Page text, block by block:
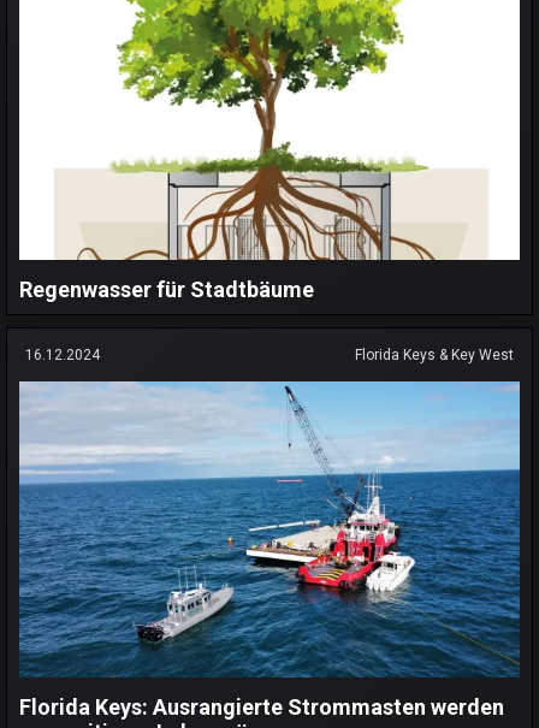
Regenwasser für Stadtbäume
16.12.2024 Florida Keys & Key West
Florida Keys: Ausrangierte Strommasten werden